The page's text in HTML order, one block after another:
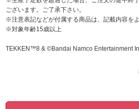
ラブライブ！サンシャイン‼
ラブライブ！虹ヶ咲学園スクールアイドル同好会
ラブライブ！スーパースター!!
ございます。ご了承下さい。
※注意表記などが付属する商品は、記載内容を
※対象年齢15歳以上
TEKKEN™8 & ©Bandai Namco Entertainment